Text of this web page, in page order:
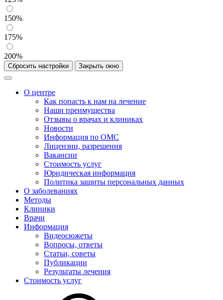
150%
175%
200%
Сбросить настройки Закрыть окно
О центре
Как попасть к нам на лечение
Наши преимущества
Отзывы о врачах и клиниках
Новости
Информация по ОМС
Лицензии, разрешения
Вакансии
Стоимость услуг
Юридическая информация
Политика защиты персональных данных
О заболеваниях
Методы
Клиники
Врачи
Информация
Видеосюжеты
Вопросы, ответы
Статьи, советы
Публикации
Результаты лечения
Стоимость услуг